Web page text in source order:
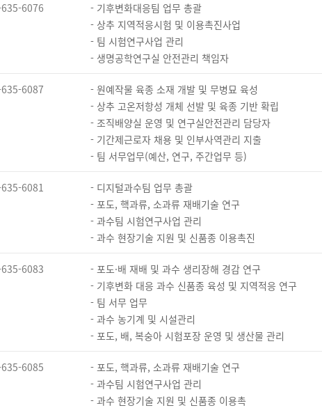
6076
- 기후변화대응팀 업무 총괄
- 상추 지역적응시험 및 이용촉진사업
- 팀 시험연구사업 관리
- 생명공학연구실 안전관리 책임자
6087
- 원예작물 육종 소재 개발 및 무병묘 육성
- 상추 고온저항성 개체 선발 및 육종 기반 확립
- 조직배양실 운영 및 연구실안전관리 담당자
- 기간제근로자 채용 및 인부사역관리 지출
- 팀 서무업무(예산, 연구, 주간업무 등)
6081
- 디지털과수팀 업무 총괄
- 포도, 핵과류, 소과류 재배기술 연구
- 과수팀 시험연구사업 관리
- 과수 현장기술 지원 및 신품종 이용촉진
6083
- 포도·배 재배 및 과수 생리장해 경감 연구
- 기후변화 대응 과수 신품종 육성 및 지역적응 연구
- 팀 서무 업무
- 과수 농기계 및 시설관리
- 포도, 배, 복숭아 시험포장 운영 및 생산물 관리
6085
- 포도, 핵과류, 소과류 재배기술 연구
- 과수팀 시험연구사업 관리
- 과수 현장기술 지원 및 신품종 이용촉